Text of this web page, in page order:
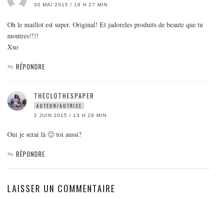
30 MAI 2015 / 18 H 27 MIN
Oh le maillot est super. Original! Et jadoreles produits de beaute que tu
montres!!!!
Xxo
RÉPONDRE
THECLOTHESPAPER
AUTEUR/AUTRICE
2 JUIN 2015 / 13 H 28 MIN
Oui je serai là 🙂 toi aussi?
RÉPONDRE
LAISSER UN COMMENTAIRE